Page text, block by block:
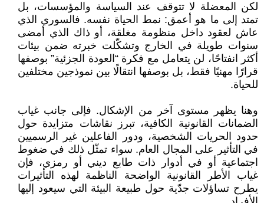
لكن المعضلة لا تتوقف عند السياسة والمؤسسات، بل
تمتد إلى ما هو أعمق: نمط الحياة نفسه. فالسوري الذي
عاش لعقود داخل منظومة مغلقة، أو ذاك الذي أمضى
سنوات طويلة في الخارج وتشكّلت خبرته ضمن بيئات
أكثر انفتاحًا، لن يتعامل مع فكرة “العودة الجزئية” بوصفها
قرارًا مهنيًا فقط، بل بوصفها انتقالًا بين نموذجين مختلفين
للحياة.
وهنا يظهر مستوى آخر من الإشكال. فإلى جانب غياب
الضمانات القانونية الكافية، تبرز نقاشات متزايدة حول
حدود الحريات الشخصية، ودور الفاعلين غير الرسميين
في التأثير على المجال العام. سواء تمثّل ذلك في ضغوط
اجتماعية أو في أدوار ذات طابع ديني أو رمزي، فإن
غياب الأطر القانونية الواضحة الناظمة لهذه التأثيرات
يطرح تساؤلات جدّية حول طبيعة البيئة التي سيعود إليها